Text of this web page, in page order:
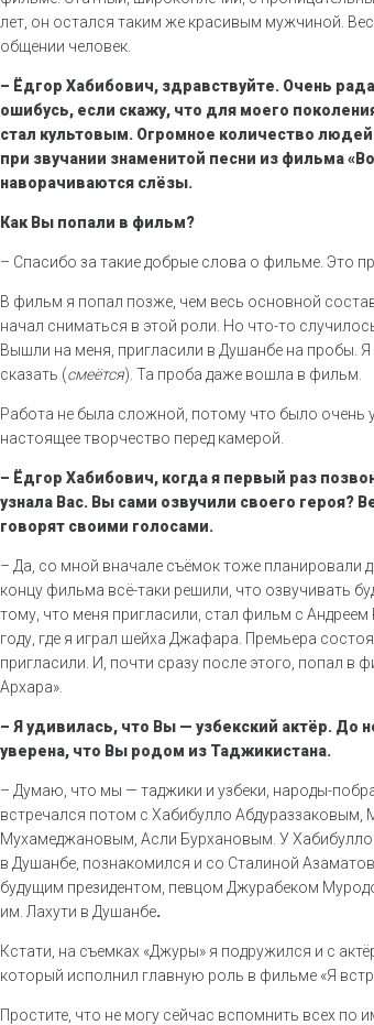
лет, он остался таким же красивым мужчиной.
общении человек.
– Ёдгор Хабибович, здравствуйте. Очень
ошибусь, если скажу, что для моего
стал культовым. Огромное количество
при звучании знаменитой песни из фильма
наворачиваются слёзы.
Как Вы попали в фильм?
– Спасибо за такие добрые слова о фильме. Это
В фильм я попал позже, чем весь основной
начал сниматься в этой роли. Но что-то
Вышли на меня, пригласили в Душанбе на пробы. Я
сказать (смеётся). Та проба даже вошла в фильм.
Работа не была сложной, потому что было очень
настоящее творчество перед камерой.
– Ёдгор Хабибович, когда я первый раз
узнала Вас. Вы сами озвучили своего героя?
говорят своими голосами.
– Да, со мной вначале съёмок тоже планировали
концу фильма всё-таки решили, что озвучивать
тому, что меня пригласили, стал фильм с
году, где я играл шейха Джафара. Премьера
пригласили. И, почти сразу после этого, попал в
Архара».
– Я удивилась, что Вы — узбекский актёр. До
уверена, что Вы родом из Таджикистана.
– Думаю, что мы — таджики и узбеки, народы-
встречался потом с Хабибулло
Мухамеджановым, Асли Бурхановым. У Хабибулло
в Душанбе, познакомился и со Сталиной
будущим президентом, певцом Джурабеком
им. Лахути в Душанбе.
Кстати, на съемках «Джуры» я подружился и с
который исполнил главную роль в фильме «Я
Простите, что не могу сейчас вспомнить всех по